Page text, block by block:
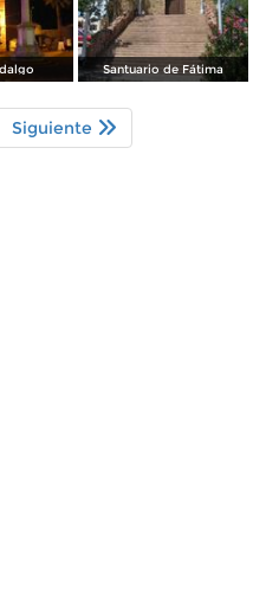
Santuario de Fátima
Siguiente